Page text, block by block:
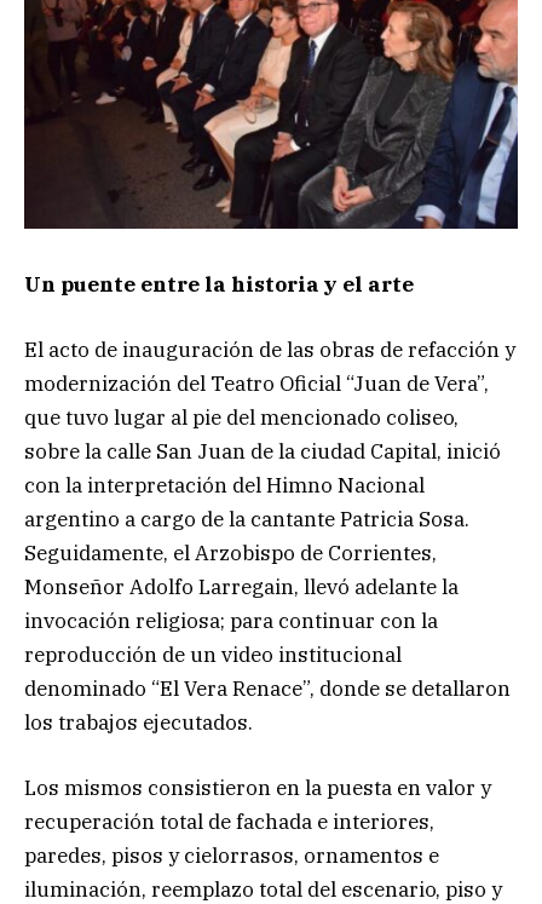
Un puente entre la historia y el arte
El acto de inauguración de las obras de refacción y
modernización del Teatro Oficial “Juan de Vera”,
que tuvo lugar al pie del mencionado coliseo,
sobre la calle San Juan de la ciudad Capital, inició
con la interpretación del Himno Nacional
argentino a cargo de la cantante Patricia Sosa.
Seguidamente, el Arzobispo de Corrientes,
Monseñor Adolfo Larregain, llevó adelante la
invocación religiosa; para continuar con la
reproducción de un video institucional
denominado “El Vera Renace”, donde se detallaron
los trabajos ejecutados.
Los mismos consistieron en la puesta en valor y
recuperación total de fachada e interiores,
paredes, pisos y cielorrasos, ornamentos e
iluminación, reemplazo total del escenario, piso y